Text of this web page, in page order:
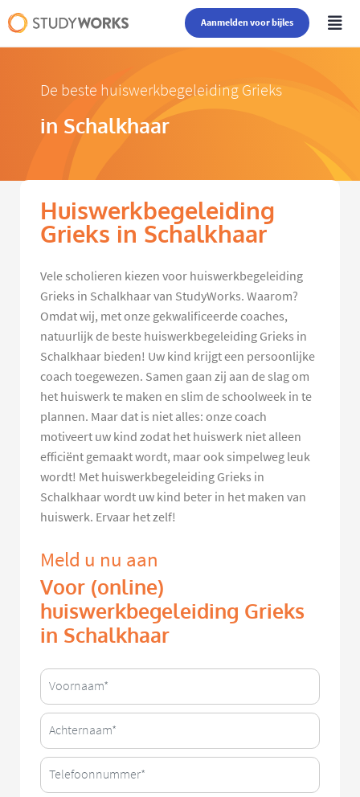
Aanmelden voor bijles
De beste huiswerkbegeleiding Grieks
in Schalkhaar
Huiswerkbegeleiding
Grieks in Schalkhaar
Vele scholieren kiezen voor huiswerkbegeleiding
Grieks in Schalkhaar van StudyWorks. Waarom?
Omdat wij, met onze gekwalificeerde coaches,
natuurlijk de beste huiswerkbegeleiding Grieks in
Schalkhaar bieden! Uw kind krijgt een persoonlijke
coach toegewezen. Samen gaan zij aan de slag om
het huiswerk te maken en slim de schoolweek in te
plannen. Maar dat is niet alles: onze coach
motiveert uw kind zodat het huiswerk niet alleen
efficiënt gemaakt wordt, maar ook simpelweg leuk
wordt! Met huiswerkbegeleiding Grieks in
Schalkhaar wordt uw kind beter in het maken van
huiswerk. Ervaar het zelf!
Meld u nu aan
Voor (online)
huiswerkbegeleiding Grieks
in Schalkhaar